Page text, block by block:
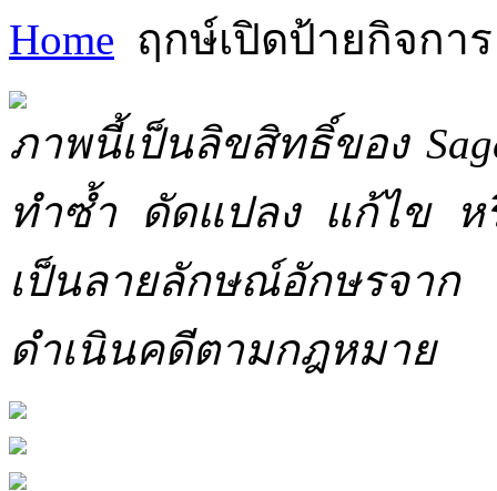
Home ฤกษ์เปิดป้ายกิจการ
ภาพนี้เป็นลิขสิทธิ์ของ
ทำซ้ำ ดัดแปลง แก้ไข ห
เป็นลายลักษณ์อักษรจาก
ดำเนินคดีตามกฎหมาย